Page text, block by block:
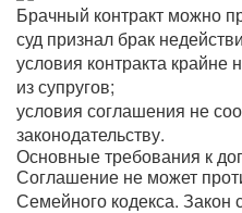
Брачный контракт можно
суд признал брак
условия контракта крайне
из супругов;
условия соглашения не
законодательству.
Основные требования к
Соглашение не может
Семейного кодекса. Закон